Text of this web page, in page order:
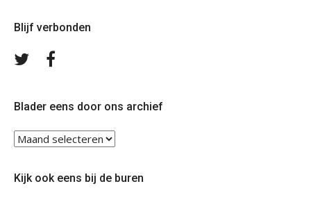
Blijf verbonden
Volg
Blader eens door ons archief
Blader
eens
ons
Kijk ook eens bij de buren